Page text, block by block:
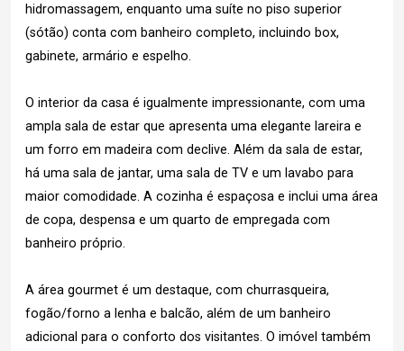
hidromassagem, enquanto uma suíte no piso superior
(sótão) conta com banheiro completo, incluindo box,
gabinete, armário e espelho.
O interior da casa é igualmente impressionante, com uma
ampla sala de estar que apresenta uma elegante lareira e
um forro em madeira com declive. Além da sala de estar,
há uma sala de jantar, uma sala de TV e um lavabo para
maior comodidade. A cozinha é espaçosa e inclui uma área
de copa, despensa e um quarto de empregada com
banheiro próprio.
A área gourmet é um destaque, com churrasqueira,
fogão/forno a lenha e balcão, além de um banheiro
adicional para o conforto dos visitantes. O imóvel também